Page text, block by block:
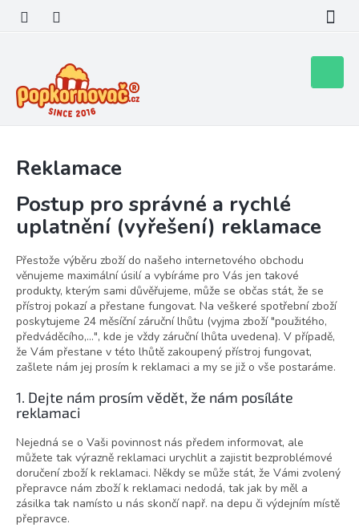
obsah
košík
Reklamace
Postup pro správné a rychlé
uplatnění (vyřešení) reklamace
Přestože výběru zboží do našeho internetového obchodu
věnujeme maximální úsilí a vybíráme pro Vás jen takové
produkty, kterým sami důvěřujeme, může se občas stát, že se
přístroj pokazí a přestane fungovat. Na veškeré spotřební zboží
poskytujeme 24 měsíční záruční lhůtu (vyjma zboží "použitého,
předváděcího,...", kde je vždy záruční lhůta uvedena). V případě,
že Vám přestane v této lhůtě zakoupený přístroj fungovat,
zašlete nám jej prosím k reklamaci a my se již o vše postaráme.
1. Dejte nám prosím vědět, že nám posíláte
reklamaci
Nejedná se o Vaši povinnost nás předem informovat, ale
můžete tak výrazně reklamaci urychlit a zajistit bezproblémové
doručení zboží k reklamaci. Někdy se může stát, že Vámi zvolený
přepravce nám zboží k reklamaci nedodá, tak jak by měl a
zásilka tak namísto u nás skončí např. na depu či výdejním místě
přepravce.